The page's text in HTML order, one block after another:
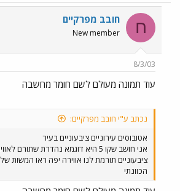
ח חובב מפרקיים
New member
8/3/03
עוד תמונה מעולם לשם חומר מחשבה
נכתב ע"י חובב מפרקיים:
אטובוסים עירוניים ציבעוניים בעיר
אני חושב שקו 5 היא דוגמא נהדרת
ציבעוניים תורמת לנו אווירה יפה ראו המשות
הכוונתי